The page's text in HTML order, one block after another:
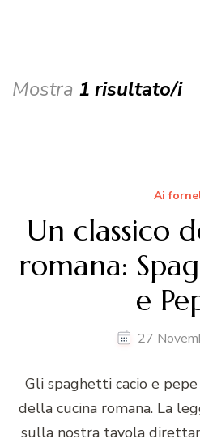
Mostra 1 risultato/i
Ai
Un classico
romana:
e
27
Gli spaghetti cacio e
della cucina romana. La
sulla nostra tavola